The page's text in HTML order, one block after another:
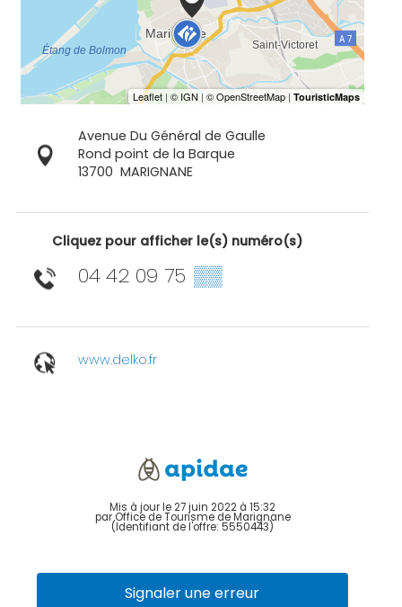
Avenue Du Général de Gaulle
Rond point de la Barque
13700 MARIGNANE
Cliquez pour afficher le(s) numéro(s)
04 42 09 75 ▒▒
www.delko.fr
Mis à jour le 27 juin 2022 à 15:32
par Office de Tourisme de Marignane
(Identifiant de l'offre: 5550443)
Signaler une erreur